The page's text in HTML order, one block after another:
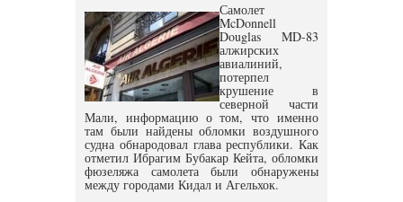
Самолет
McDonnell
Douglas MD-83
алжирских
авиалиний,
потерпел
крушение в
северной части
Мали, информацию о том, что именно
там были найдены обломки воздушного
судна обнародовал глава республики. Как
отметил Ибрагим Бубакар Кейта, обломки
фюзеляжа самолета были обнаружены
между городами Кидал и Агельхок.